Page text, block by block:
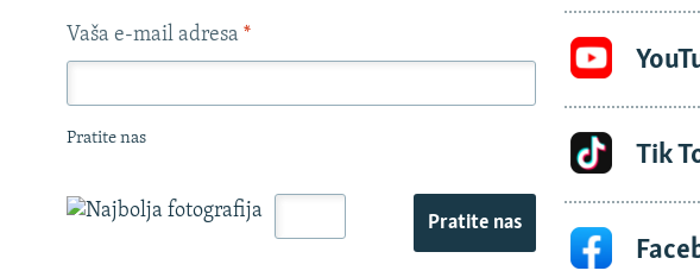
Vaša e-mail adresa *
Pratite nas
Pratite nas
Tik